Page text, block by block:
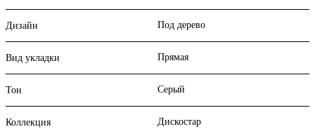
Дизайн Под дерево
Вид укладки Прямая
Тон Серый
Коллекция Дискостар